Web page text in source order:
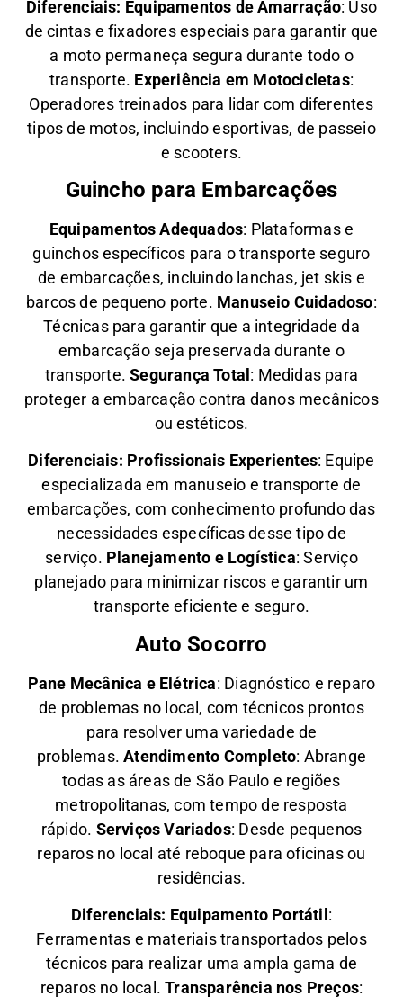
Diferenciais: Equipamentos de Amarração: Uso
de cintas e fixadores especiais para garantir que
a moto permaneça segura durante todo o
transporte. Experiência em Motocicletas:
Operadores treinados para lidar com diferentes
tipos de motos, incluindo esportivas, de passeio
e scooters.
Guincho para Embarcações
Equipamentos Adequados: Plataformas e
guinchos específicos para o transporte seguro
de embarcações, incluindo lanchas, jet skis e
barcos de pequeno porte. Manuseio Cuidadoso:
Técnicas para garantir que a integridade da
embarcação seja preservada durante o
transporte.Segurança Total : Medidas para
proteger a embarcação contra danos mecânicos
ou estéticos.
Diferenciais: Profissionais Experientes: Equipe
especializada em manuseio e transporte de
embarcações, com conhecimento profundo das
necessidades específicas desse tipo de
serviço. Planejamento e Logística: Serviço
planejado para minimizar riscos e garantir um
transporte eficiente e seguro.
Auto Socorro
Pane Mecânica e Elétrica: Diagnóstico e reparo
de problemas no local, com técnicos prontos
para resolver uma variedade de
problemas.Atendimento Completo: Abrange
todas as áreas de São Paulo e regiões
metropolitanas, com tempo de resposta
rápido. Serviços Variados: Desde pequenos
reparos no local até reboque para oficinas ou
residências.
Diferenciais: Equipamento Portátil :
Ferramentas e materiais transportados pelos
técnicos para realizar uma ampla gama de
reparos no local.Transparência nos Preços: